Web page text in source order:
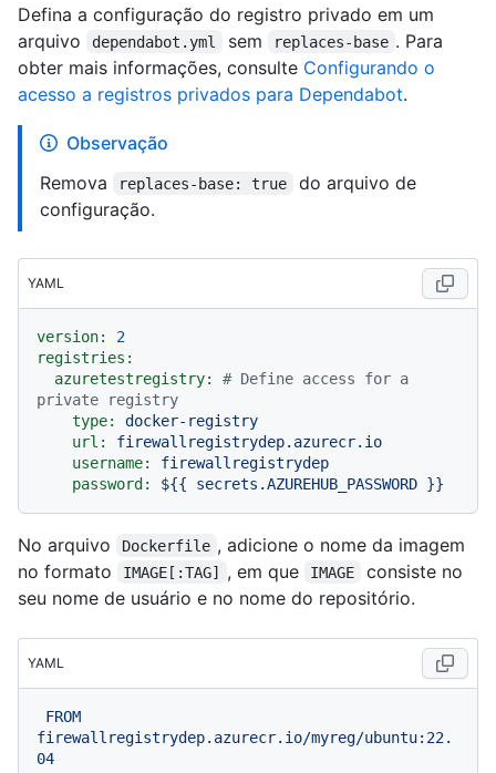
Defina a configuração do registro privado em um
arquivo
dependabot.yml sem replaces-base . Para
obter mais informações, consulte Configurando o
acesso a registros privados para Dependabot.
Observação
Remova
replaces-base: true
do arquivo de
configuração.
YAML
version:
2
registries:
azuretestregistry:
# Define access for a
private registry
type:
docker-registry
url:
firewallregistrydep.azurecr.io
username:
firewallregistrydep
password:
${{ secrets.AZUREHUB_PASSWORD }}
No arquivo Dockerfile , adicione o nome da imagem
no formato
IMAGE[:TAG] , em que IMAGE
consiste no
seu nome de usuário e no nome do repositório.
YAML
FROM
firewallregistrydep.azurecr.io/myreg/ubuntu:22.
04